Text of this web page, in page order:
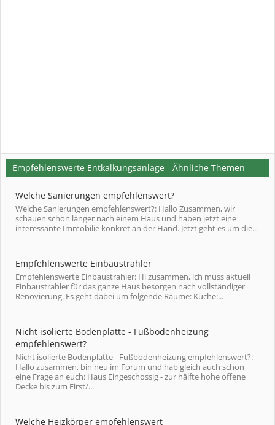
Empfehlenswerte Entkalkungsanlage - Ähnliche Themen
Welche Sanierungen empfehlenswert?
Welche Sanierungen empfehlenswert?: Hallo Zusammen, wir
schauen schon länger nach einem Haus und haben jetzt eine
interessante Immobilie konkret an der Hand. Jetzt geht es um die...
Empfehlenswerte Einbaustrahler
Empfehlenswerte Einbaustrahler: Hi zusammen, ich muss aktuell
Einbaustrahler für das ganze Haus besorgen nach vollständiger
Renovierung. Es geht dabei um folgende Räume: Küche:...
Nicht isolierte Bodenplatte - Fußbodenheizung
empfehlenswert?
Nicht isolierte Bodenplatte - Fußbodenheizung empfehlenswert?:
Hallo zusammen, bin neu im Forum und hab gleich auch schon
eine Frage an euch: Haus Eingeschossig - zur hälfte hohe offene
Decke bis zum First/...
Welche Heizkörper empfehlenswert